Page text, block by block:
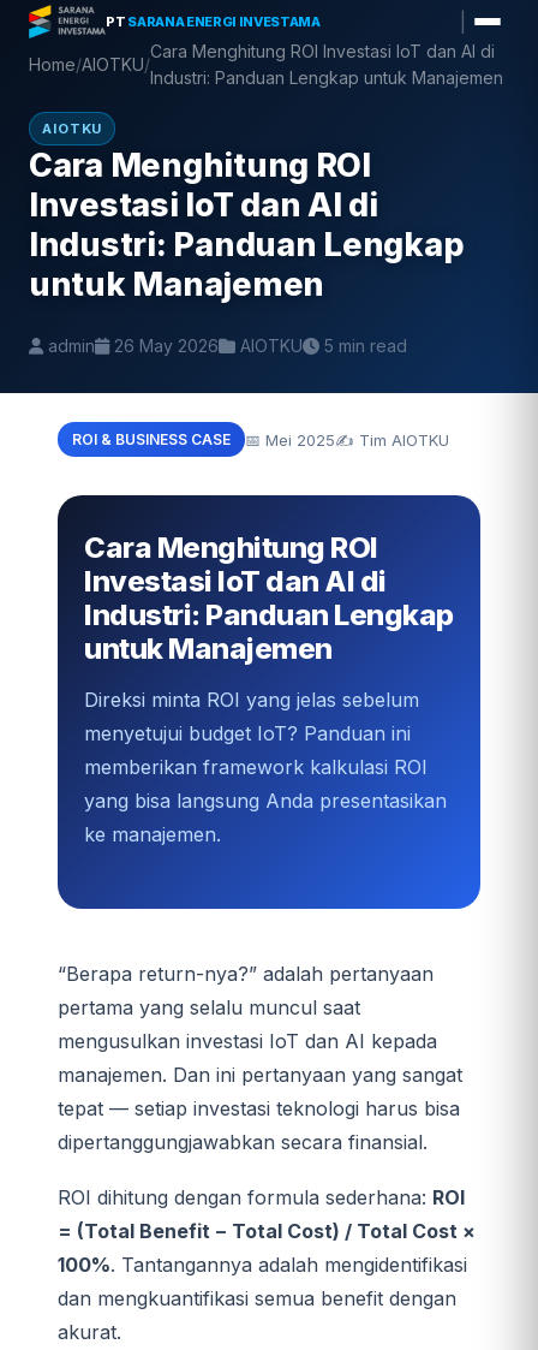
PT SARANA ENERGI INVESTAMA
Skip
content
Home/AIOTKU/
Cara Menghitung ROI Investasi IoT dan AI di
Industri: Panduan Lengkap untuk Manajemen
AIOTKU
Cara Menghitung ROI
Investasi IoT dan AI di
Industri: Panduan Lengkap
untuk Manajemen
admin 26 May 2026 AIOTKU 5 min read
ROI & BUSINESS CASE 📅 Mei 2025✍️ Tim AIOTKU
Cara Menghitung ROI
Investasi IoT dan AI di
Industri: Panduan Lengkap
untuk Manajemen
Direksi minta ROI yang jelas sebelum
menyetujui budget IoT? Panduan ini
memberikan framework kalkulasi ROI
yang bisa langsung Anda presentasikan
ke manajemen.
“Berapa return-nya?” adalah pertanyaan
pertama yang selalu muncul saat
mengusulkan investasi IoT dan AI kepada
manajemen. Dan ini pertanyaan yang sangat
tepat — setiap investasi teknologi harus bisa
dipertanggungjawabkan secara finansial.
ROI dihitung dengan formula sederhana: ROI
= (Total Benefit − Total Cost) / Total Cost ×
100%. Tantangannya adalah mengidentifikasi
dan mengkuantifikasi semua benefit dengan
akurat.